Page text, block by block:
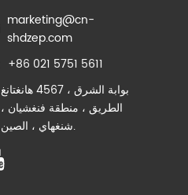
marketing@cn-
shdzep.com
+86 021 5751 5611
بوابة الشرق ، 4567 هانغتانغ
الطريق ، منطقة فنغشيان ،
شنغهاي ، الصين.